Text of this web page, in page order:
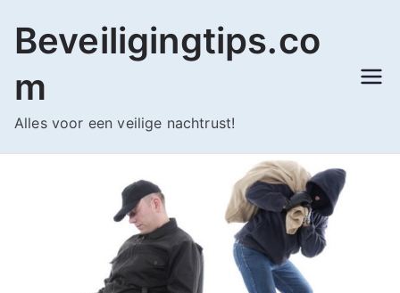
naar
inhoud
Beveiligingtips.co
m
Alles voor een veilige nachtrust!